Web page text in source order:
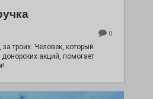
0
троих. Человек, который
акций, помогает